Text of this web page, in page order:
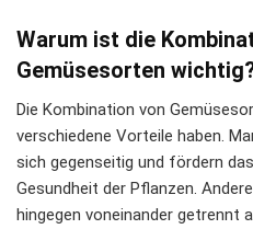
Warum ist die
Gemüsesorten
Die Kombination von
verschiedene Vorteile haben.
sich gegenseitig und fördern
Gesundheit der Pflanzen.
hingegen voneinander getrennt